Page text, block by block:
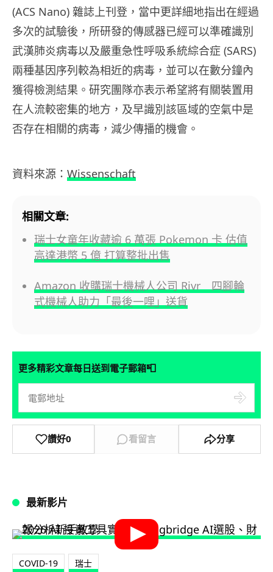
(ACS Nano) 雜誌上刊登，當中更詳細地指出在經過
多次的試驗後，所研發的傳感器已經可以準確識別
武漢肺炎病毒以及嚴重急性呼吸系統綜合症 (SARS)
兩種基因序列較為相近的病毒，並可以在數分鐘內
獲得檢測結果。研究團隊亦表示希望將有關裝置用
在人流較密集的地方，及早識別該區域的空氣中是
否存在相關的病毒，減少傳播的機會。
資料來源： Wissenschaft
相關文章:
瑞士女童年收藏逾 6 萬張 Pokemon 卡 估值
高達港幣 5 億 打算整批出售
Amazon 收購瑞士機械人公司 Rivr 四腳輪
式機械人助力「最後一哩」送貨
更多精彩文章每日送到電子郵箱📮
讚好0 看留言 分享
最新影片
COVID-19 瑞士